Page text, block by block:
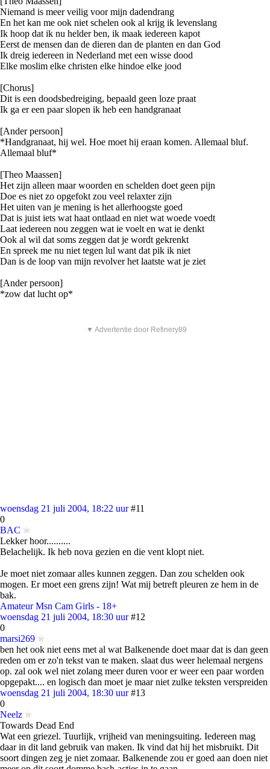
Niemand is meer veilig voor mijn dadendrang
En het kan me ook niet schelen ook al krijg ik levenslang
Ik hoop dat ik nu helder ben, ik maak iedereen kapot
Eerst de mensen dan de dieren dan de planten en dan God
Ik dreig iedereen in Nederland met een wisse dood
Elke moslim elke christen elke hindoe elke jood
[Chorus]
Dit is een doodsbedreiging, bepaald geen loze praat
Ik ga er een paar slopen ik heb een handgranaat
[Ander persoon]
*Handgranaat, hij wel. Hoe moet hij eraan komen. Allemaal bluf.
Allemaal bluf*
[Theo Maassen]
Het zijn alleen maar woorden en schelden doet geen pijn
Doe es niet zo opgefokt zou veel relaxter zijn
Het uiten van je mening is het allerhoogste goed
Dat is juist iets wat haat ontlaad en niet wat woede voedt
Laat iedereen nou zeggen wat ie voelt en wat ie denkt
Ook al wil dat soms zeggen dat je wordt gekrenkt
En spreek me nu niet tegen lul want dat pik ik niet
Dan is de loop van mijn revolver het laatste wat je ziet
[Ander persoon]
*zow dat lucht op*
▼ Advertentie door Refinery89
woensdag 21 juli 2004, 18:22 uur #11
0
BAC
Lekker hoor..........
Belachelijk. Ik heb nova gezien en die vent klopt niet.
Je moet niet zomaar alles kunnen zeggen. Dan zou schelden ook
mogen. Er moet een grens zijn! Wat mij betreft pleuren ze hem in de
bak.
Amateur Msn Cam Girls - 18+
woensdag 21 juli 2004, 18:30 uur #12
0
marsi269
ben het ook niet eens met al wat Balkenende doet maar dat is dan geen
reden om er zo'n tekst van te maken. slaat dus weer helemaal nergens
op. zal ook wel niet zolang meer duren voor er weer een paar worden
opgepakt.... en logisch dan moet je maar niet zulke teksten verspreiden
woensdag 21 juli 2004, 18:30 uur #13
0
Neelz
Towards Dead End
Wat een griezel. Tuurlijk, vrijheid van meningsuiting. Iedereen mag
daar in dit land gebruik van maken. Ik vind dat hij het misbruikt. Dit
soort dingen zeg je niet zomaar. Balkenende zou er goed aan doen niet